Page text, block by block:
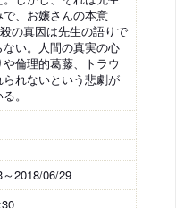
、お嬢さんの本意
の真因は先生の語りで
ない。人間の真実の心
倫理的葛藤、トラウ
られないという悲劇が
。
2018/06/29